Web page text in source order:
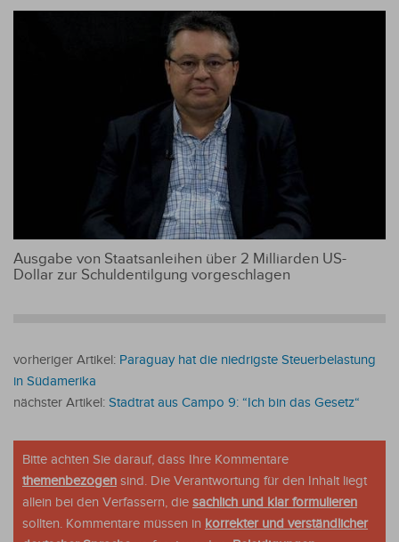
Ausgabe von Staatsanleihen über 2 Milliarden US-
Dollar zur Schuldentilgung vorgeschlagen
vorheriger Artikel: Paraguay hat die niedrigste Steuerbelastung
in Südamerika
nächster Artikel: Stadtrat aus Campo 9: “Ich bin das Gesetz“
Bitte achten Sie darauf, dass Ihre Kommentare
themenbezogen sind. Die Verantwortung für den Inhalt liegt
allein bei den Verfassern, die sachlich und klar formulieren
sollten. Kommentare müssen in korrekter und verständlicher